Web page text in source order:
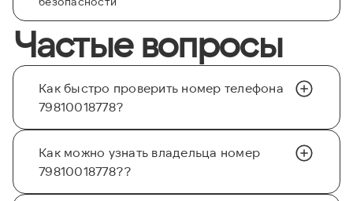
Частые вопросы
Как быстро проверить номер телефона
79810018778?
Как можно узнать владельца номер
79810018778??